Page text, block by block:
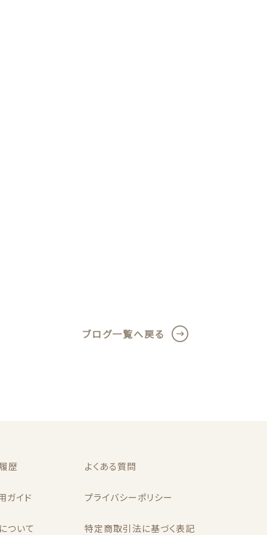
ブログ一覧へ戻る
歴
ガイド
ついて
よくある質問
プライバシーポリシー
特定商取引法に基づく表記